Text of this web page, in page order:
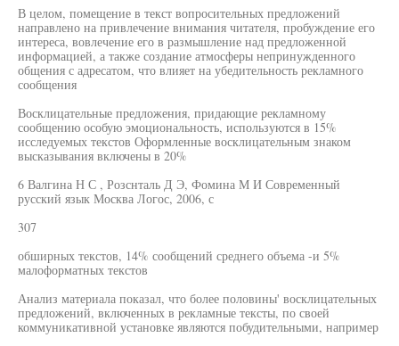
В целом, помещение в текст вопросительных предложений
направлено на привлечение внимания читателя, пробуждение его
интереса, вовлечение его в размышление над предложенной
информацией, а также создание атмосферы непринужденного
общения с адресатом, что влияет на убедительность рекламного
сообщения
Восклицательные предложения, придающие рекламному
сообщению особую эмоциональность, используются в 15%
исследуемых текстов Оформленные восклицательным знаком
высказывания включены в 20%
6 Валгина Н С , Розснталь Д Э, Фомина М И Современный
русский язык Москва Логос, 2006, с
307
обширных текстов, 14% сообщений среднего объема -и 5%
малоформатных текстов
Анализ материала показал, что более половины' восклицательных
предложений, включенных в рекламные тексты, по своей
коммуникативной установке являются побудительными, например